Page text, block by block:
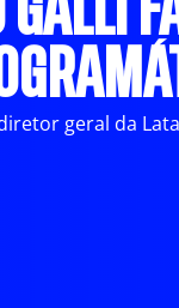
GALLI
geral da